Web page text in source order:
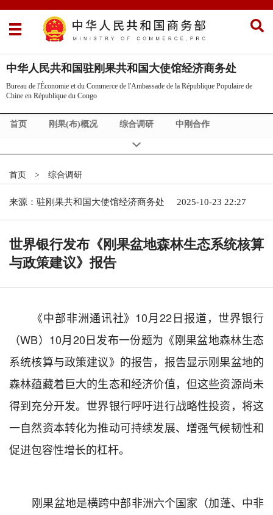
中华人民共和国驻刚果共和国大使馆经济商务处
Bureau de l'Économie et du Commerce de l'Ambassade de la République Populaire de
Chine en République du Congo
首页 刚果(布)概况 综合调研 中刚合作
中资企业协会
首页 > 综合调研
来源：驻刚果共和国大使馆经济商务处 2025-10-23 22:27
世界银行发布《刚果盆地森林生态系统核算
与政策建议》报告
《中部非洲通讯社》 10月22日报道，世界银行
（WB） 10月20日发布一份题为 《刚果盆地森林生态
系统核算与政策建议》 的报告，报告显示刚果盆地的
森林蕴藏着巨大的生态和经济价值，但这些资源尚未
得到充分开发。世界银行呼吁进行战略性投资，将这
一自然资本转化为推动可持续发展、增强气候韧性和
促进包容性增长的杠杆。
刚果盆地是横跨中部非洲六个国家（加蓬、中非